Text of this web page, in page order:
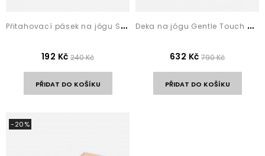
P
řitahovací pásek na jógu Salmon Pink
192 Kč 240 Kč
PŘIDAT DO KOŠÍKU
D
eka na jógu Gentle Touch Dark Green
632 Kč 790 Kč
PŘIDAT DO KOŠÍKU
-20%